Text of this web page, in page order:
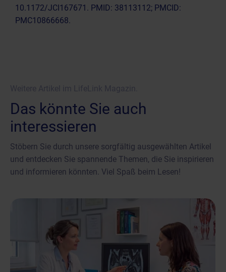
10.1172/JCI167671. PMID: 38113112; PMCID:
PMC10866668.
Das könnte Sie auch
interessieren
Stöbern Sie durch unsere sorgfältig ausgewählten Artikel
und entdecken Sie spannende Themen, die Sie inspirieren
und informieren könnten. Viel Spaß beim Lesen!